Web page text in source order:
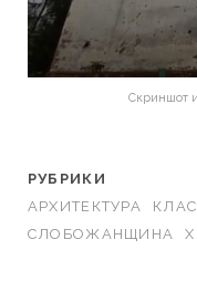
Скриншот
РУБРИКИ
АРХИТЕКТУРА
СЛОБОЖАНЩИНА